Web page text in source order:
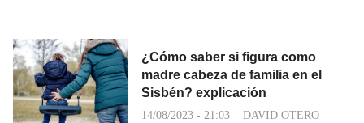
¿Cómo saber si figura como
madre cabeza de familia en el
Sisbén? explicación
14/08/2023 - 21:03 DAVID OTERO